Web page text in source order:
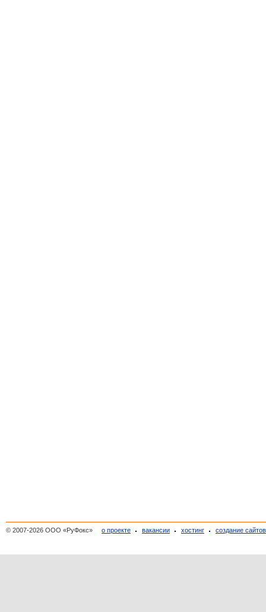
© 2007-2026 ООО «РуФокс» о проекте вакансии хостинг создание сайтов